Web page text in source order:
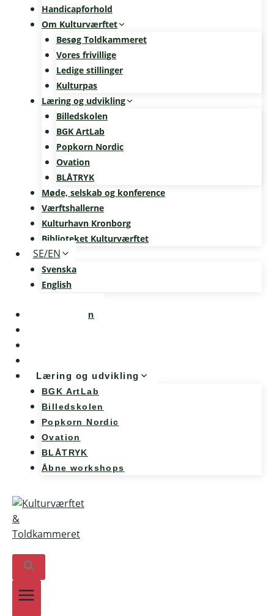
Handicapforhold
Om Kulturværftet
Besøg Toldkammeret
Vores frivillige
Ledige stillinger
Kulturpas
Læring og udvikling
Billedskolen
BGK ArtLab
Popkorn Nordic
Ovation
BLÅTRYK
Møde, selskab og konference
Værftshallerne
Kulturhavn Kronborg
Biblioteket Kulturværftet
SE/EN
Svenska
English
Kalenderen
Læring og udvikling
BGK ArtLab
Billedskolen
Popkorn Nordic
Ovation
BLÅTRYK
Åbne workshops